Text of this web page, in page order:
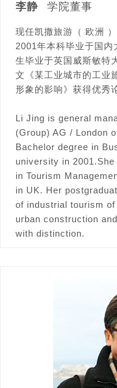
李静 学院董事
现任凯撒旅游（ 欧洲
2001年本科毕业于国
生毕业于英国威斯敏特
文《某工业城市的工业
形象的影响》获得优秀
Li Jing is general
(Group) AG / London
Bachelor degree in
university in
in Tourism
in UK. Her
of industrial tourism
urban construction
with distinction.